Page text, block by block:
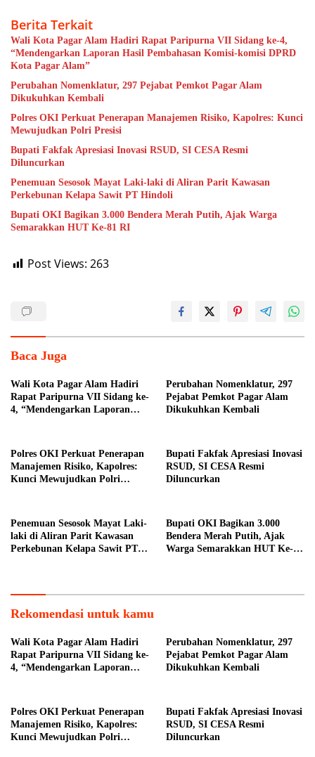
Berita Terkait
Wali Kota Pagar Alam Hadiri Rapat Paripurna VII Sidang ke-4,
“Mendengarkan Laporan Hasil Pembahasan Komisi-komisi DPRD
Kota Pagar Alam”
Perubahan Nomenklatur, 297 Pejabat Pemkot Pagar Alam
Dikukuhkan Kembali
Polres OKI Perkuat Penerapan Manajemen Risiko, Kapolres: Kunci
Mewujudkan Polri Presisi
Bupati Fakfak Apresiasi Inovasi RSUD, SI CESA Resmi
Diluncurkan
Penemuan Sesosok Mayat Laki-laki di Aliran Parit Kawasan
Perkebunan Kelapa Sawit PT Hindoli
Bupati OKI Bagikan 3.000 Bendera Merah Putih, Ajak Warga
Semarakkan HUT Ke-81 RI
Post Views: 263
Baca Juga
Wali Kota Pagar Alam Hadiri
Rapat Paripurna VII Sidang ke-
4, “Mendengarkan Laporan
Alam”
Perubahan Nomenklatur, 297
Pejabat Pemkot Pagar Alam
Dikukuhkan Kembali
Polres OKI Perkuat Penerapan
Manajemen Risiko, Kapolres:
Kunci Mewujudkan Polri
Bupati Fakfak Apresiasi Inovasi
RSUD, SI CESA Resmi
Diluncurkan
Penemuan Sesosok Mayat Laki-
laki di Aliran Parit Kawasan
Perkebunan Kelapa Sawit PT
Bupati OKI Bagikan 3.000
Bendera Merah Putih, Ajak
Warga Semarakkan HUT Ke-81
Rekomendasi untuk kamu
Wali Kota Pagar Alam Hadiri
Rapat Paripurna VII Sidang ke-
4, “Mendengarkan Laporan
Alam”
Perubahan Nomenklatur, 297
Pejabat Pemkot Pagar Alam
Dikukuhkan Kembali
Polres OKI Perkuat Penerapan
Manajemen Risiko, Kapolres:
Kunci Mewujudkan Polri
Bupati Fakfak Apresiasi Inovasi
RSUD, SI CESA Resmi
Diluncurkan